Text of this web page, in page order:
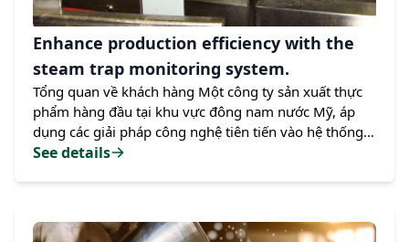
Enhance production efficiency with the
steam trap monitoring system.
Tổng quan về khách hàng Một công ty sản xuất thực
phẩm hàng đầu tại khu vực đông nam nước Mỹ, áp
dụng các giải pháp công nghệ tiên tiến vào hệ thống
đo lường và điều khiển quy trình sản xuất nhằm tối
việc theo dõi mức tiêu thụ năng lượng của từng dây
See details